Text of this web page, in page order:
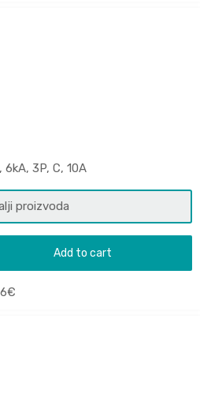
3P, C, 10A
proizvoda
Add to cart
€